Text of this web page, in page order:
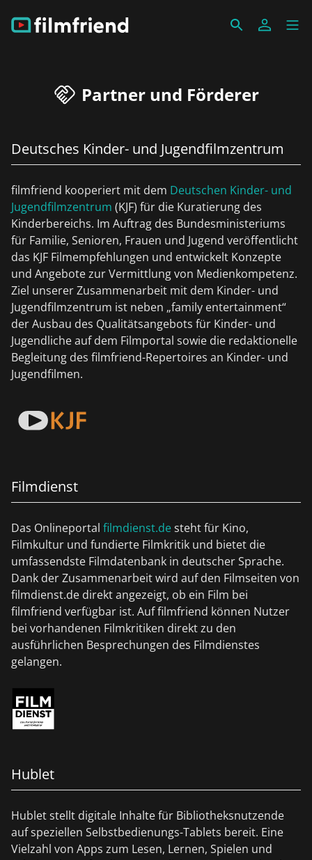
Partner und Förderer
Deutsches Kinder- und Jugendfilmzentrum
filmfriend kooperiert mit dem Deutschen Kinder- und
Jugendfilmzentrum (KJF) für die Kuratierung des
Kinderbereichs. Im Auftrag des Bundesministeriums
für Familie, Senioren, Frauen und Jugend veröffentlicht
das KJF Filmempfehlungen und entwickelt Konzepte
und Angebote zur Vermittlung von Medienkompetenz.
Ziel unserer Zusammenarbeit mit dem Kinder- und
Jugendfilmzentrum ist neben „family entertainment“
der Ausbau des Qualitätsangebots für Kinder- und
Jugendliche auf dem Filmportal sowie die redaktionelle
Begleitung des filmfriend-Repertoires an Kinder- und
Jugendfilmen.
Filmdienst
Das Onlineportal filmdienst.desteht für Kino,
Filmkultur und fundierte Filmkritik und bietet die
umfassendste Filmdatenbank in deutscher Sprache.
Dank der Zusammenarbeit wird auf den Filmseiten von
filmdienst.de direkt angezeigt, ob ein Film bei
filmfriend verfügbar ist. Auf filmfriend können Nutzer
bei vorhandenen Filmkritiken direkt zu den
ausführlichen Besprechungen des Filmdienstes
gelangen.
Hublet
Hublet stellt digitale Inhalte für Bibliotheksnutzende
auf speziellen Selbstbedienungs-Tablets bereit. Eine
Vielzahl von Apps zum Lesen, Lernen, Spielen und